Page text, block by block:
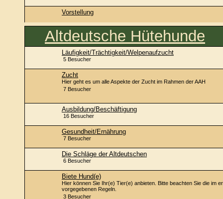
Vorstellung
Altdeutsche Hütehunde
Läufigkeit/Trächtigkeit/Welpenaufzucht
5 Besucher
Zucht
Hier geht es um alle Aspekte der Zucht im Rahmen der AAH
7 Besucher
Ausbildung/Beschäftigung
16 Besucher
Gesundheit/Ernährung
7 Besucher
Die Schläge der Altdeutschen
6 Besucher
Biete Hund(e)
Hier können Sie Ihr(e) Tier(e) anbieten. Bitte beachten Sie die im
vorgegebenen Regeln.
3 Besucher